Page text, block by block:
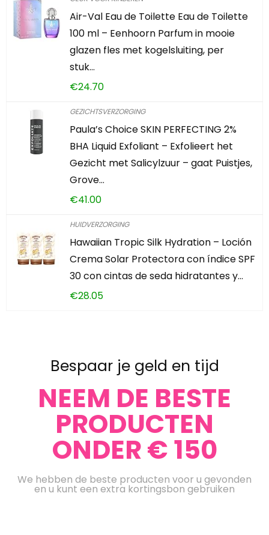
Air-Val Eau de Toilette Eau de Toilette
100 ml – Eenhoorn Parfum in mooie
glazen fles met kogelsluiting, per
stuk…
€24.70
GEZICHTSVERZORGING
Paula’s Choice SKIN PERFECTING 2%
BHA Liquid Exfoliant – Exfolieert het
Gezicht met Salicylzuur – gaat Puistjes,
Grove…
€41.00
HUIDVERZORGING
Hawaiian Tropic Silk Hydration – Loción
Crema Solar Protectora con índice SPF
30 con cintas de seda hidratantes y…
€28.05
Bespaar je geld en tijd
NEEM DE BESTE
PRODUCTEN
ONDER € 150
We hebben de beste producten voor u gevonden
en u kunt een extra kortingsbon gebruiken